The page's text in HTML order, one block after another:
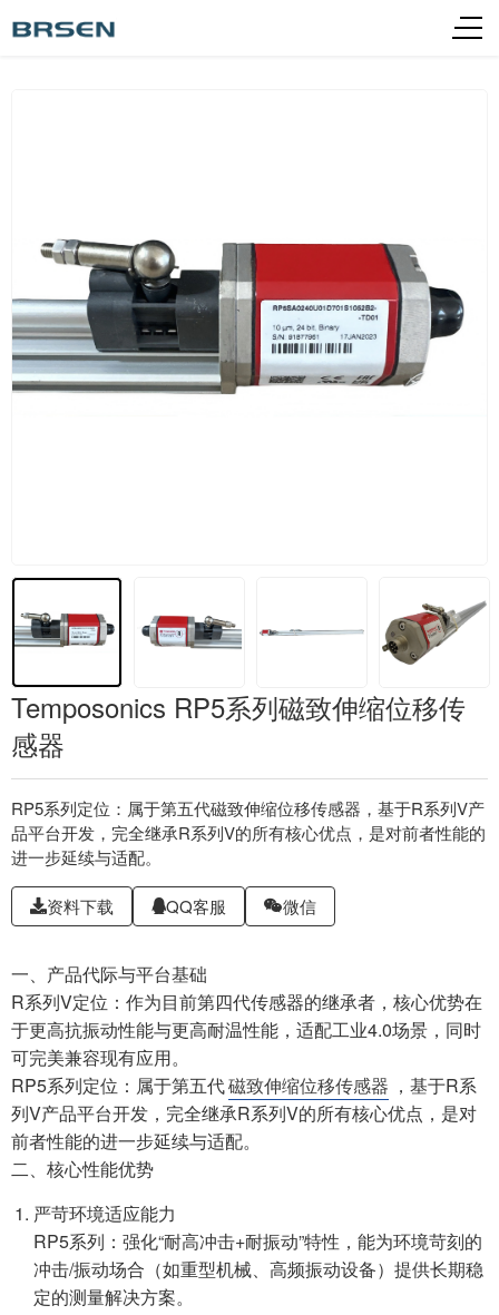
Temposonics RP5系列磁致伸缩位移传
感器
RP5系列定位：属于第五代磁致伸缩位移传感器，基于R系列V产
品平台开发，完全继承R系列V的所有核心优点，是对前者性能的
进一步延续与适配。
资料下载 QQ客服 微信
一、产品代际与平台基础
R系列V定位：作为目前第四代传感器的继承者，核心优势在
于更高抗振动性能与更高耐温性能，适配工业4.0场景，同时
可完美兼容现有应用。
RP5系列定位：属于第五代磁致伸缩位移传感器 ，基于R系
列V产品平台开发，完全继承R系列V的所有核心优点，是对
前者性能的进一步延续与适配。
二、核心性能优势
严苛环境适应能力
RP5系列：强化“耐高冲击+耐振动”特性，能为环境苛刻的
冲击/振动场合（如重型机械、高频振动设备）提供长期稳
定的测量解决方案。